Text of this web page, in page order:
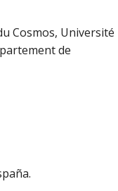
Cosmos, Université
de